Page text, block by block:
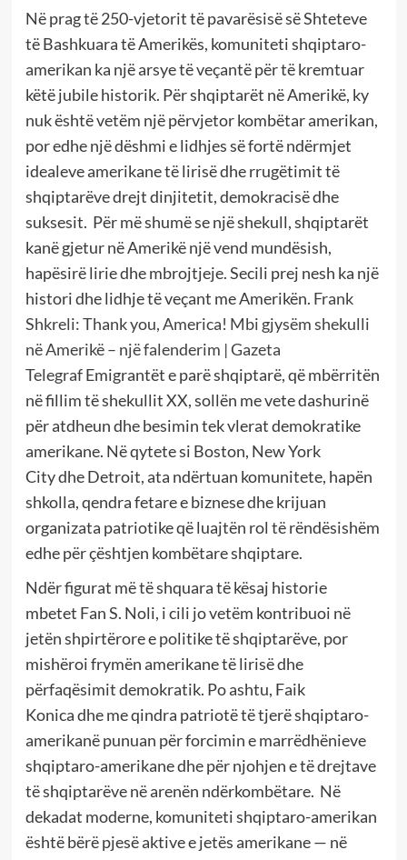
Në prag të 250-vjetorit të pavarësisë së Shteteve
të Bashkuara të Amerikës, komuniteti shqiptaro-
amerikan ka një arsye të veçantë për të kremtuar
këtë jubile historik. Për shqiptarët në Amerikë, ky
nuk është vetëm një përvjetor kombëtar amerikan,
por edhe një dëshmi e lidhjes së fortë ndërmjet
idealeve amerikane të lirisë dhe rrugëtimit të
shqiptarëve drejt dinjitetit, demokracisë dhe
suksesit. Për më shumë se një shekull, shqiptarët
kanë gjetur në Amerikë një vend mundësish,
hapësirë lirie dhe mbrojtjeje. Secili prej nesh ka një
histori dhe lidhje të veçant me Amerikën. Frank
Shkreli: Thank you, America! Mbi gjysëm shekulli
në Amerikë – një falenderim | Gazeta
TelegrafEmigrantët e parë shqiptarë, që mbërritën
në fillim të shekullit XX, sollën me vete dashurinë
për atdheun dhe besimin tek vlerat demokratike
amerikane. Në qytete si Boston, New York
City dhe Detroit, ata ndërtuan komunitete, hapën
shkolla, qendra fetare e biznese dhe krijuan
organizata patriotike që luajtën rol të rëndësishëm
edhe për çështjen kombëtare shqiptare.
Ndër figurat më të shquara të kësaj historie
mbetet Fan S. Noli, i cili jo vetëm kontribuoi në
jetën shpirtërore e politike të shqiptarëve, por
mishëroi frymën amerikane të lirisë dhe
përfaqësimit demokratik. Po ashtu, Faik
Konica dhe me qindra patriotë të tjerë shqiptaro-
amerikanë punuan për forcimin e marrëdhënieve
shqiptaro-amerikane dhe për njohjen e të drejtave
të shqiptarëve në arenën ndërkombëtare. Në
dekadat moderne, komuniteti shqiptaro-amerikan
është bërë pjesë aktive e jetës amerikane — në